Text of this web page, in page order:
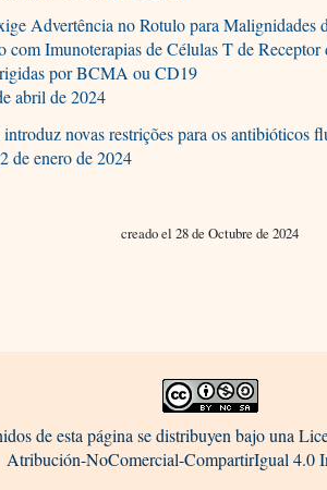
Advertência no Rotulo para Malignidades
com Imunoterapias de Células T de
por BCMA ou CD19
abril de 2024
novas restrições para os antibióticos
de enero de 2024
creado el 28 de Octubre de 2024
de esta página se distribuyen bajo una
Atribución-NoComercial-CompartirIgual 4.0